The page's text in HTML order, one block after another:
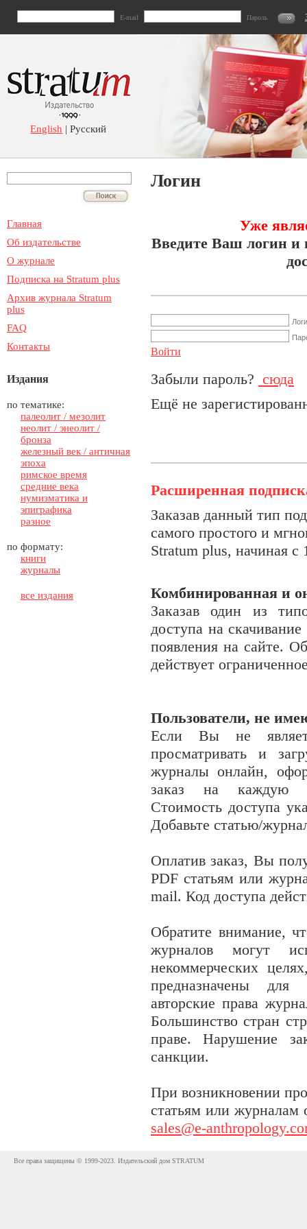
E-mail Пароль
English | Русский
Главная
Об издательстве
О журнале
Подписка на Stratum plus
Архив журнала Stratum
plus
FAQ
Контакты
Издания
по тематике:
палеолит / мезолит
неолит / энеолит /
бронза
железный век / античная
эпоха
римское время
средние века
нумизматика и
эпиграфика
разное
по формату:
книги
журналы
все издания
Логин
Уже
Введите Ваш логин и
Войти
Забыли пароль? сюда
Ещё не
Расширенная
Заказав данный тип
самого простого и
Stratum plus, начиная с
Комбинированная и
Заказав один из
доступа на
появления на сайте.
действует
Пользователи, не
Если Вы не
просматривать и
журналы онлайн,
заказ на каждую
Стоимость доступа
Добавьте статью/
Оплатив заказ, Вы
PDF статьям или
mail. Код доступа
Обратите внимание,
журналов могут
некоммерческих
предназначены для
авторские права
Большинство стран
праве. Нарушение
санкции.
При возникновении
статьям или журналам
sales@e-
Все права защищены © 1999-2023. Издательский дом STRATUM